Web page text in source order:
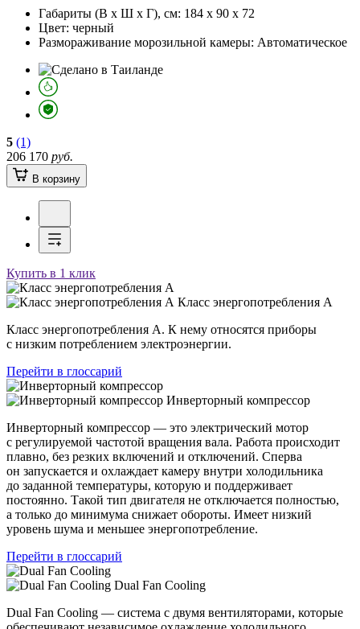
Габариты (В х Ш х Г), см: 184 х 90 х 72
Цвет: черный
Размораживание морозильной камеры: Автоматическое
5 (1)
206 170 руб.
В корзину
Купить в 1 клик
Класс энергопотребления А
Класс энергопотребления А. К нему относятся приборы
с низким потреблением электроэнергии.
Перейти в глоссарий
Инверторный компрессор
Инверторный компрессор — это электрический мотор
с регулируемой частотой вращения вала. Работа происходит
плавно, без резких включений и отключений. Сперва
он запускается и охлаждает камеру внутри холодильника
до заданной температуры, которую и поддерживает
постоянно. Такой тип двигателя не отключается полностью,
а только до минимума снижает обороты. Имеет низкий
уровень шума и меньшее энергопотребление.
Перейти в глоссарий
Dual Fan Cooling
Dual Fan Cooling — система с двумя вентиляторами, которые